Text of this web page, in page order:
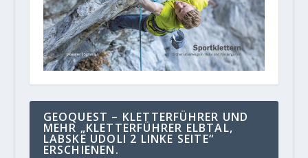
GEOQUEST – KLETTERFÜHRER UND
MEHR „KLETTERFÜHRER ELBTAL,
LABSKE UDOLI 2 LINKE SEITE“
ERSCHIENEN.